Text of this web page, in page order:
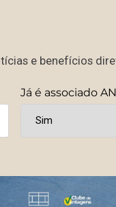
e benefícios
Já é associado